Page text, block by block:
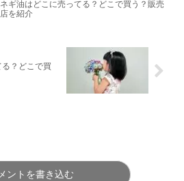
ネギ油はどこに売ってる？どこで買う？販売
店を紹介
？どこで買
ントを書き込む